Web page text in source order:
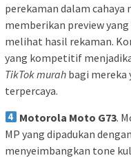
perekaman dalam cahaya
memberikan preview
melihat hasil rekaman.
yang kompetitif
TikTok murah bagi mereka
terpercaya.
Motorola Moto G73.
MP yang dipadukan
menyeimbangkan tone